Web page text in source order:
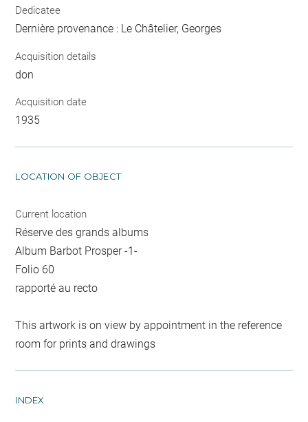
Dedicatee
Dernière provenance : Le Châtelier, Georges
Acquisition details
don
Acquisition date
1935
LOCATION OF OBJECT
Current location
Réserve des grands albums
Album Barbot Prosper -1-
Folio 60
rapporté au recto
This artwork is on view by appointment in the reference
room for prints and drawings
INDEX